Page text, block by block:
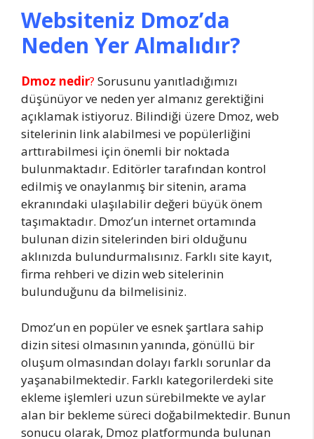
Websiteniz Dmoz’da
Neden Yer Almalıdır?
Dmoz nedir? Sorusunu yanıtladığımızı
düşünüyor ve neden yer almanız gerektiğini
açıklamak istiyoruz. Bilindiği üzere Dmoz, web
sitelerinin link alabilmesi ve popülerliğini
arttırabilmesi için önemli bir noktada
bulunmaktadır. Editörler tarafından kontrol
edilmiş ve onaylanmış bir sitenin, arama
ekranındaki ulaşılabilir değeri büyük önem
taşımaktadır. Dmoz’un internet ortamında
bulunan dizin sitelerinden biri olduğunu
aklınızda bulundurmalısınız. Farklı site kayıt,
firma rehberi ve dizin web sitelerinin
bulunduğunu da bilmelisiniz.
Dmoz’un en popüler ve esnek şartlara sahip
dizin sitesi olmasının yanında, gönüllü bir
oluşum olmasından dolayı farklı sorunlar da
yaşanabilmektedir. Farklı kategorilerdeki site
ekleme işlemleri uzun sürebilmekte ve aylar
alan bir bekleme süreci doğabilmektedir. Bunun
sonucu olarak, Dmoz platformunda bulunan